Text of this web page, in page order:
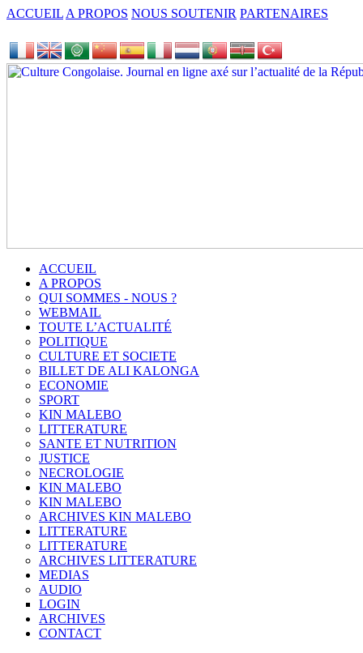
ACCUEIL A PROPOS NOUS SOUTENIR PARTENAIRES
ACCUEIL
A PROPOS
QUI SOMMES - NOUS ?
WEBMAIL
TOUTE L’ACTUALITÉ
POLITIQUE
CULTURE ET SOCIETE
BILLET DE ALI KALONGA
ECONOMIE
SPORT
KIN MALEBO
LITTERATURE
SANTE ET NUTRITION
JUSTICE
NECROLOGIE
KIN MALEBO
KIN MALEBO
ARCHIVES KIN MALEBO
LITTERATURE
LITTERATURE
ARCHIVES LITTERATURE
MEDIAS
AUDIO
LOGIN
ARCHIVES
CONTACT